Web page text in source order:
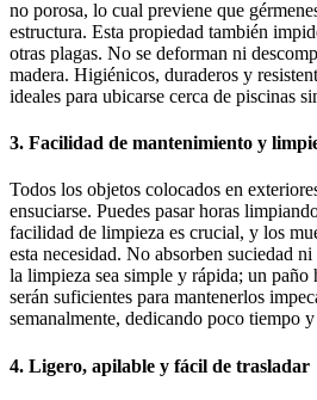
no porosa, lo cual previene que
estructura. Esta propiedad también
otras plagas. No se deforman ni
madera. Higiénicos, duraderos y
ideales para ubicarse cerca de piscinas
3. Facilidad de mantenimiento y
Todos los objetos colocados en
ensuciarse. Puedes pasar horas
facilidad de limpieza es crucial, y los
esta necesidad. No absorben suciedad
la limpieza sea simple y rápida; un
serán suficientes para mantenerlos
semanalmente, dedicando poco tiempo
4. Ligero, apilable y fácil de trasladar